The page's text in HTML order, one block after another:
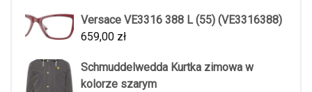
Versace VE3316 388 L (55) (VE3316388)
659,00 zł
Schmuddelwedda Kurtka zimowa w
kolorze szarym